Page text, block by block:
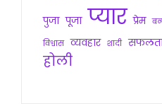
पुजा पूजा प्यार प्रेम
विश्वास व्यवहार शादी
होली